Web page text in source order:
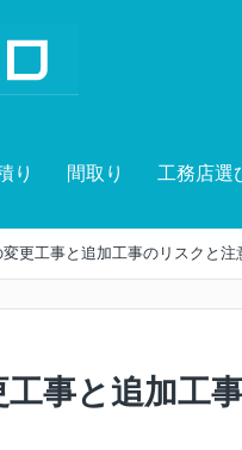
り 間取り 工務店選
更工事と追加工事のリスクと注
事と追加工